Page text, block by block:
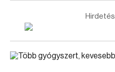
Hirdetés